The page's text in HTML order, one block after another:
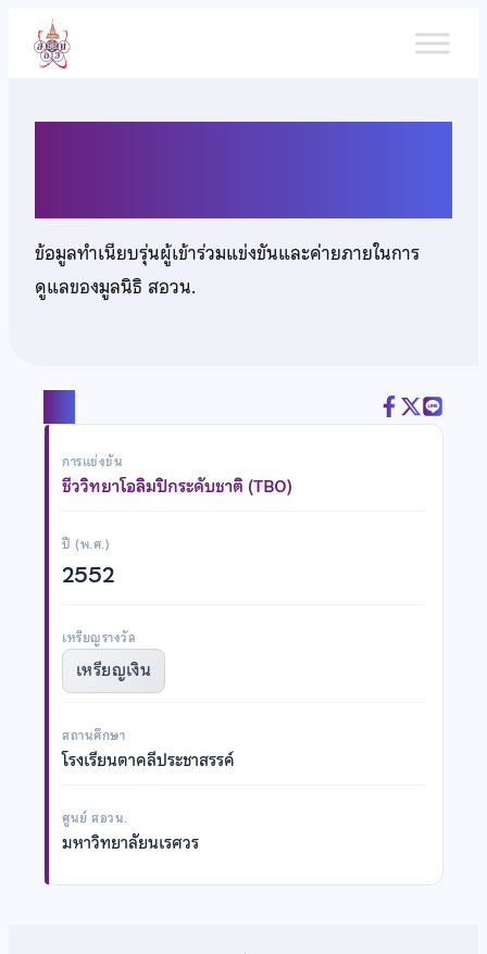
เนื้อหา
ข้อมูลทำเนียบรุ่นผู้เข้าร่วมแข่งขันและค่ายภายในการ
ดูแลของมูลนิธิ สอวน.
การแข่งขัน
ชีววิทยาโอลิมปิกระดับชาติ (TBO)
ปี (พ.ศ.)
2552
เหรียญรางวัล
เหรียญเงิน
สถานศึกษา
โรงเรียนตาคลีประชาสรรค์
ศูนย์ สอวน.
มหาวิทยาลัยนเรศวร